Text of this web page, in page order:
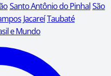
Santo Antônio do PinhalSão
JacareíTaubaté
e Mundo